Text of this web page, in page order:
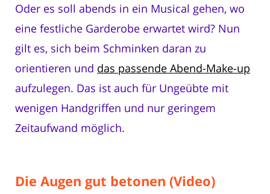
Oder es soll abends in ein Musical gehen, wo
eine festliche Garderobe erwartet wird? Nun
gilt es, sich beim Schminken daran zu
orientieren und das passende Abend-Make-up
aufzulegen. Das ist auch für Ungeübte mit
wenigen Handgriffen und nur geringem
Zeitaufwand möglich.
Die Augen gut betonen (Video)